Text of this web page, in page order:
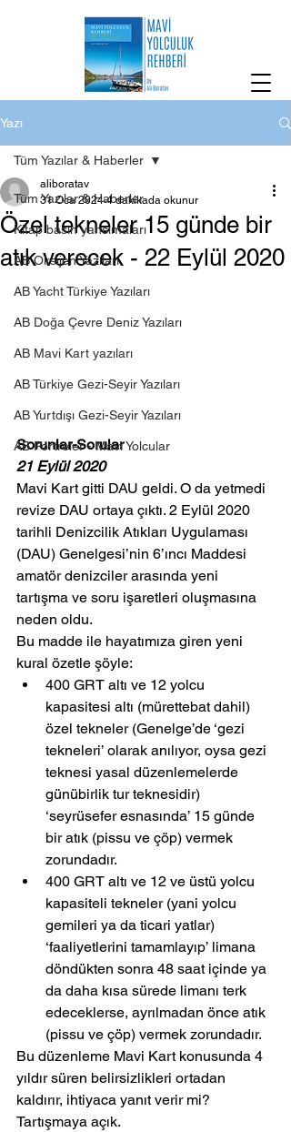
Yazı
Tüm Yazılar & Haberler
Kitap basın yansımaları
AB Oksijen Yazıları
AB Yacht Türkiye Yazıları
AB Doğa Çevre Deniz Yazıları
AB Mavi Kart yazıları
AB Türkiye Gezi-Seyir Yazıları
AB Yurtdışı Gezi-Seyir Yazıları
AB Portreler - Mavi Yolcular
Tüm Yazılar & Haberler
Özel tekneler 15 günde bir
atık verecek - 22 Eylül 2020
aliboratav
31 Oca 2024 4 dakikada okunur
Sorunlar-Sorular
21 Eylül 2020
Mavi Kart gitti DAU geldi. O da yetmedi
revize DAU ortaya çıktı. 2 Eylül 2020
tarihli Denizcilik Atıkları Uygulaması
(DAU) Genelgesi’nin 6’ıncı Maddesi
amatör denizciler arasında yeni
tartışma ve soru işaretleri oluşmasına
neden oldu.
Bu madde ile hayatımıza giren yeni
kural özetle şöyle:
400 GRT altı ve 12 yolcu
kapasitesi altı (mürettebat dahil)
özel tekneler (Genelge’de ‘gezi
tekneleri’ olarak anılıyor, oysa gezi
teknesi yasal düzenlemelerde
günübirlik tur teknesidir)
‘seyrüsefer esnasında’ 15 günde
bir atık (pissu ve çöp) vermek
zorundadır.
400 GRT altı ve 12 ve üstü yolcu
kapasiteli tekneler (yani yolcu
gemileri ya da ticari yatlar)
‘faaliyetlerini tamamlayıp’ limana
döndükten sonra 48 saat içinde ya
da daha kısa sürede limanı terk
edeceklerse, ayrılmadan önce atık
(pissu ve çöp) vermek zorundadır.
Bu düzenleme Mavi Kart konusunda 4
yıldır süren belirsizlikleri ortadan
kaldırır, ihtiyaca yanıt verir mi?
Tartışmaya açık.